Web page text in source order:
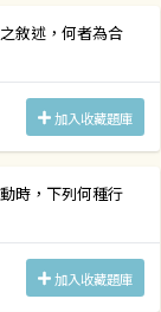
敘述，何者為合
加入收藏題庫
時，下列何種行
加入收藏題庫